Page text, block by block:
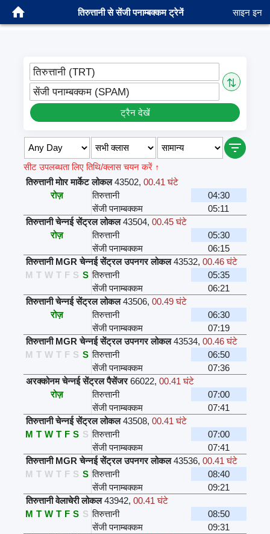
तिरुत्तानी से सेंजी पनाम्बक्कम ट्रेनें साइन इन
तिरुत्तानी (TRT)
⇅
सेंजी पनाम्बक्कम (SPAM)
ट्रैन देखें
सीट उपलब्धता लिए तिथि/क्लास चयन करें ↑
तिरुत्तानी मोार मार्केट लोकल 43502, 00.41 घंटे
रोज़
तिरुत्तानी
04:30
सेंजी पनाम्बक्कम
05:11
तिरुत्तानी चेन्नई सेंट्रल लोकल 43504, 00.45 घंटे
रोज़
तिरुत्तानी
05:30
सेंजी पनाम्बक्कम
06:15
तिरुत्तानी MGR चेन्नई सेंट्रल उपनगर लोकल 43532, 00.46 घंटे
M T W T F S S तिरुत्तानी
05:35
सेंजी पनाम्बक्कम
06:21
तिरुत्तानी चेन्नई सेंट्रल लोकल 43506, 00.49 घंटे
रोज़
तिरुत्तानी
06:30
सेंजी पनाम्बक्कम
07:19
तिरुत्तानी MGR चेन्नई सेंट्रल उपनगर लोकल 43534, 00.46 घंटे
M T W T F S S तिरुत्तानी
06:50
सेंजी पनाम्बक्कम
07:36
अरक्कोनम चेन्नई सेंट्रल पैसेंजर 66022, 00.41 घंटे
रोज़
तिरुत्तानी
07:00
सेंजी पनाम्बक्कम
07:41
तिरुत्तानी चेन्नई सेंट्रल लोकल 43508, 00.41 घंटे
M T W T F S S तिरुत्तानी
07:00
सेंजी पनाम्बक्कम
07:41
तिरुत्तानी MGR चेन्नई सेंट्रल उपनगर लोकल 43536, 00.41 घंटे
M T W T F S S तिरुत्तानी
08:40
सेंजी पनाम्बक्कम
09:21
तिरुत्तानी वेलाचेरी लोकल 43942, 00.41 घंटे
M T W T F S S तिरुत्तानी
08:50
सेंजी पनाम्बक्कम
09:31